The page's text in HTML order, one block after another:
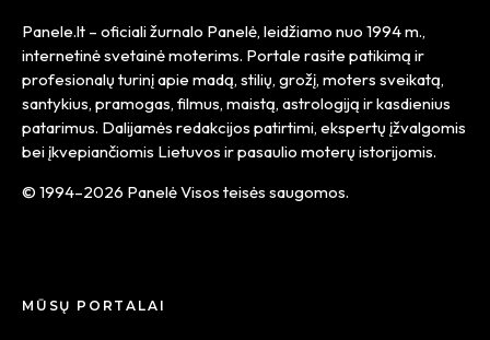
Panele.lt – oficiali žurnalo Panelė, leidžiamo nuo 1994 m.,
internetinė svetainė moterims. Portale rasite patikimą ir
profesionalų turinį apie madą, stilių, grožį, moters sveikatą,
santykius, pramogas, filmus, maistą, astrologiją ir kasdienius
patarimus. Dalijamės redakcijos patirtimi, ekspertų įžvalgomis
bei įkvepiančiomis Lietuvos ir pasaulio moterų istorijomis.
© 1994–2026 Panelė Visos teisės saugomos.
MŪSŲ PORTALAI